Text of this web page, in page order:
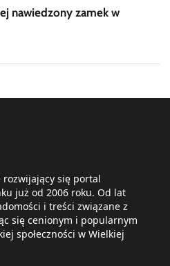
nawiedzony zamek w
się portal
już od 2006 roku. Od lat
i treści związane z
się cenionym i popularnym
społeczności w Wielkiej